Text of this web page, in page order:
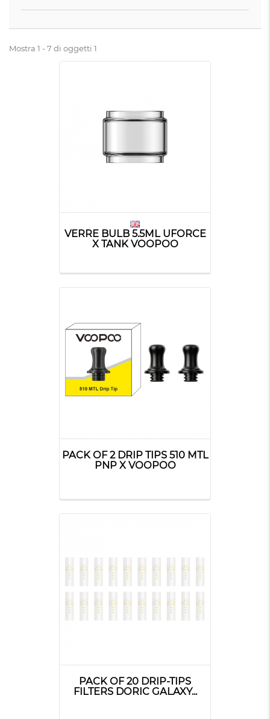
Mostra 1 - 7 di oggetti 1
VERRE BULB 5.5ML UFORCE
X TANK VOOPOO
PACK OF 2 DRIP TIPS 510 MTL
PNP X VOOPOO
PACK OF 20 DRIP-TIPS
FILTERS DORIC GALAXY...